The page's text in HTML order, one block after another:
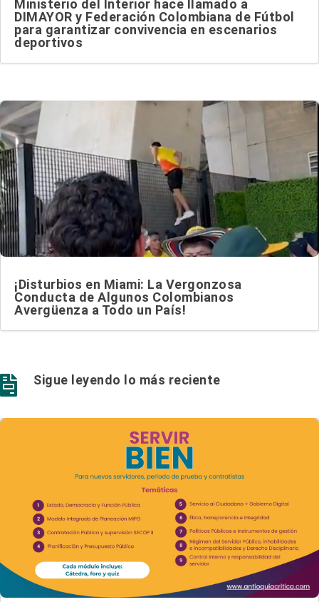
Ministerio del Interior hace llamado a
DIMAYOR y Federación Colombiana de Fútbol
para garantizar convivencia en escenarios
deportivos
¡Disturbios en Miami: La Vergonzosa
Conducta de Algunos Colombianos
Avergüenza a Todo un País!
 Sigue leyendo lo más reciente